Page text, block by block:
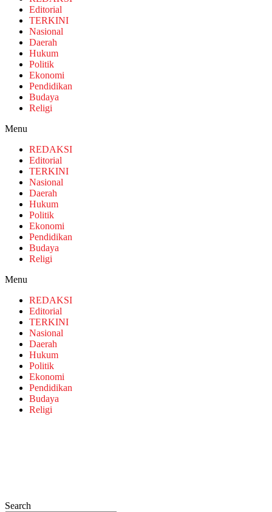
Editorial
TERKINI
Nasional
Daerah
Hukum
Politik
Ekonomi
Pendidikan
Budaya
Religi
Menu
REDAKSI
Editorial
TERKINI
Nasional
Daerah
Hukum
Politik
Ekonomi
Pendidikan
Budaya
Religi
Menu
REDAKSI
Editorial
TERKINI
Nasional
Daerah
Hukum
Politik
Ekonomi
Pendidikan
Budaya
Religi
Search